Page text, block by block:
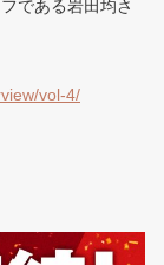
である岩田均さ
vol-4/